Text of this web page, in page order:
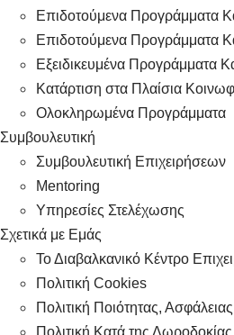
Επιδοτούμενα Προγράμματα
Επιδοτούμενα Προγράμματα
Εξειδικευμένα Προγράμματα
Κατάρτιση στα Πλαίσια
Ολοκληρωμένα Προγράμματα
Συμβουλευτική
Συμβουλευτική Επιχειρήσεων
Mentoring
Υπηρεσίες Στελέχωσης
Σχετικά με Εμάς
Το Διαβαλκανικό Κέντρο
Πολιτική Cookies
Πολιτική Ποιότητας,
Πολιτική Κατά της Δωροδοκίας